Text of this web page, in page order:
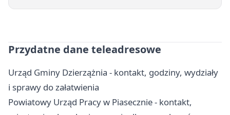
Przydatne dane teleadresowe
Urząd Gminy Dzierzążnia - kontakt, godziny, wydziały
i sprawy do załatwienia
Powiatowy Urząd Pracy w Piasecznie - kontakt,